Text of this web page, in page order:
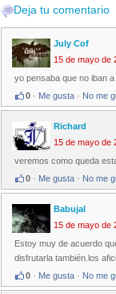
Deja tu comentario
July Cof
15 de mayo de
yo pensaba que no iban
0 · Me gusta · No me
Richard
15 de mayo de
veremos como queda
0 · Me gusta · No me
Babujal
15 de mayo de
Estoy muy de acuerdo
disfrutarla también.los
0 · Me gusta · No me